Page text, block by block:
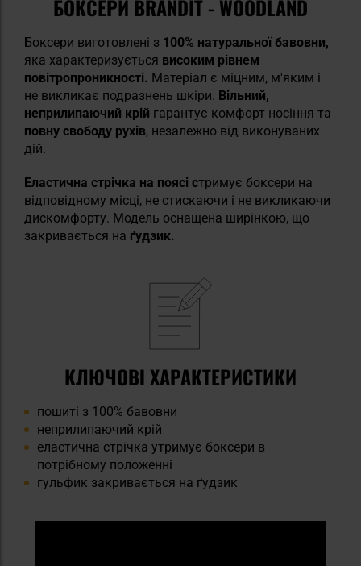
БОКСЕРИ BRANDIT - WOODLAND
Боксери виготовлені з 100% натуральної бавовни,
яка характеризується високим рівнем
повітропроникності. Матеріал є міцним, м'яким і
не викликає подразнень шкіри. Вільний,
неприлипаючий крій гарантує комфорт носіння та
повну свободу рухів, незалежно від виконуваних
дій.
Еластична стрічка на поясі стримує боксери на
відповідному місці, не стискаючи і не викликаючи
дискомфорту. Модель оснащена ширінкою, що
закривається на ґудзик.
КЛЮЧОВІ ХАРАКТЕРИСТИКИ
пошиті з 100% бавовни
неприлипаючий крій
еластична стрічка утримує боксери в
потрібному положенні
гульфик закривається на ґудзик